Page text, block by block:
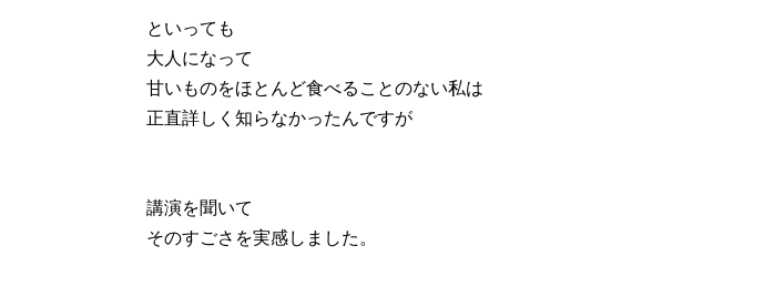
といっても
大人になって
甘いものをほとんど食べることのない私は
正直詳しく知らなかったんですが
講演を聞いて
そのすごさを実感しました。